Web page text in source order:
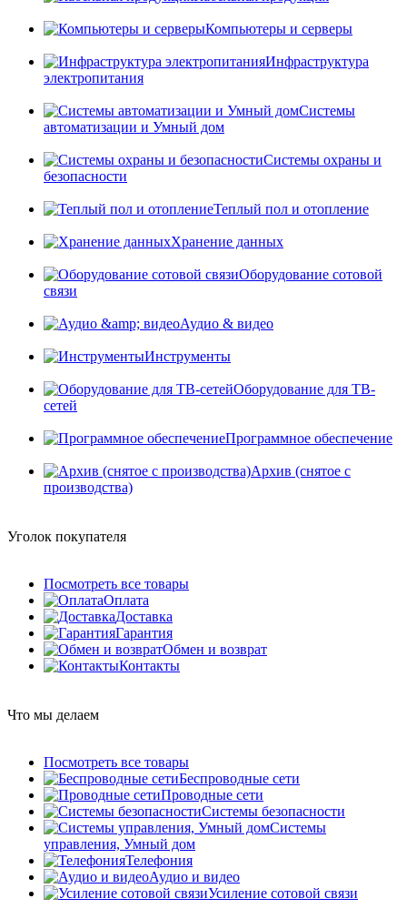
Компьютеры и серверы
Инфраструктура
электропитания
Системы
автоматизации и Умный дом
Системы охраны и
безопасности
Теплый пол и отопление
Хранение данных
Оборудование сотовой
связи
Аудио & видео
Инструменты
Оборудование для ТВ-
сетей
Программное обеспечение
Архив (снятое с
производства)
Уголок покупателя
Посмотреть все товары
Оплата
Доставка
Гарантия
Обмен и возврат
Контакты
Что мы делаем
Посмотреть все товары
Беспроводные сети
Проводные сети
Системы безопасности
Системы
управления, Умный дом
Телефония
Аудио и видео
Усиление сотовой связи